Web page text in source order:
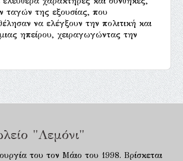
ταγών της εξουσίας, που
να ελέγξουν την πολιτική και
ηπείρου, χειραγωγώντας την
"Λεμόνι"
του τον Μάιο του 1998. Βρίσκεται